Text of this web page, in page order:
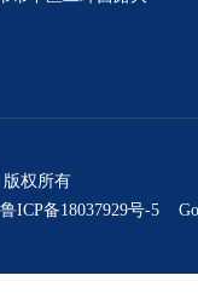
权所有
ICP备18037929号-5